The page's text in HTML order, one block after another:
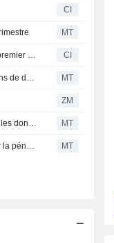
CI
MT
Zillow Group, Inc. publie ses résultats pour le deuxième trimestre et le premier semestre clos le 30 juin 2026 CI
Flash résultats : Zillow Group publie un chiffre d'affaires de 772,0 millions de dollars au deuxième trimestre, contre 758,1 millions de dollars attendus par le consensus FactSet MT
ZM
Zillow devrait publier de " bons » résultats au deuxième trimestre, mais les données du secteur pointent vers une décélération au troisième trimestre, selon RBC MT
La construction de logements sur des terrains vacants pourrait atténuer la pénurie immobilière aux États-Unis, selon Zillow MT